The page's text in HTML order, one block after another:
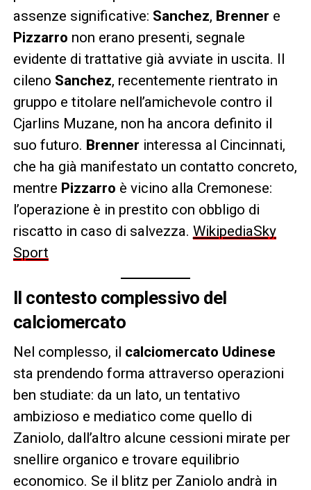
assenze significative: Sanchez, Brenner e
Pizzarro non erano presenti, segnale
evidente di trattative già avviate in uscita. Il
cileno Sanchez, recentemente rientrato in
gruppo e titolare nell’amichevole contro il
Cjarlins Muzane, non ha ancora definito il
suo futuro. Brenner interessa al Cincinnati,
che ha già manifestato un contatto concreto,
mentre Pizzarro è vicino alla Cremonese:
l’operazione è in prestito con obbligo di
riscatto in caso di salvezza. WikipediaSky
Sport
Il contesto complessivo del
calciomercato
Nel complesso, il calciomercato Udinese
sta prendendo forma attraverso operazioni
ben studiate: da un lato, un tentativo
ambizioso e mediatico come quello di
Zaniolo, dall’altro alcune cessioni mirate per
snellire organico e trovare equilibrio
economico. Se il blitz per Zaniolo andrà in